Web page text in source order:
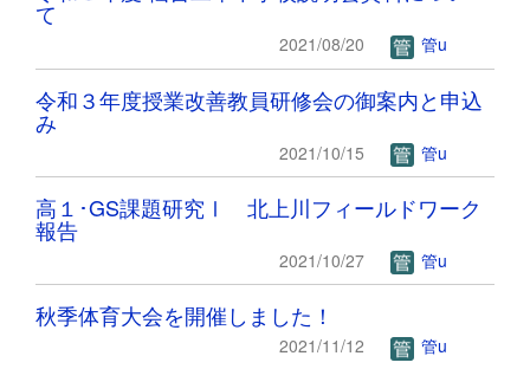
て
2021/08/20 管u
令和３年度授業改善教員研修会の御案内と申込
み
2021/10/15 管u
高１･GS課題研究Ⅰ 北上川フィールドワーク
報告
2021/10/27 管u
秋季体育大会を開催しました！
2021/11/12 管u